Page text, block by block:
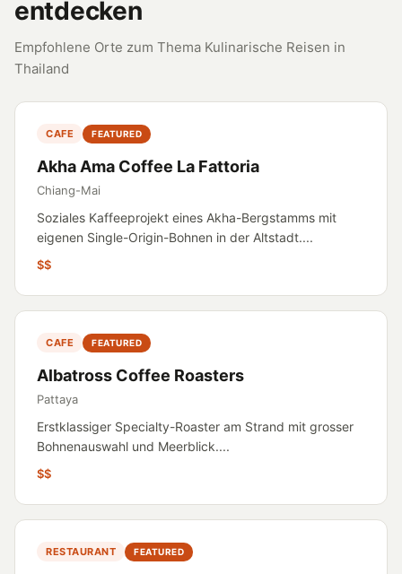
entdecken
Empfohlene Orte zum Thema Kulinarische Reisen in
Thailand
CAFE FEATURED
Akha Ama Coffee La Fattoria
Chiang-Mai
Soziales Kaffeeprojekt eines Akha-Bergstamms mit
eigenen Single-Origin-Bohnen in der Altstadt....
$$
CAFE FEATURED
Albatross Coffee Roasters
Pattaya
Erstklassiger Specialty-Roaster am Strand mit grosser
Bohnenauswahl und Meerblick....
$$
RESTAURANT FEATURED